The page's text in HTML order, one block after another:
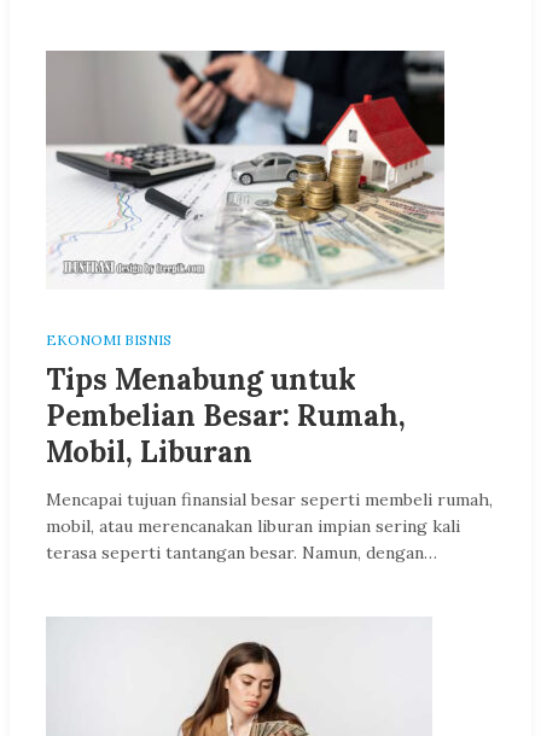
EKONOMI BISNIS
Tips Menabung untuk
Pembelian Besar: Rumah,
Mobil, Liburan
Mencapai tujuan finansial besar seperti membeli rumah,
mobil, atau merencanakan liburan impian sering kali
terasa seperti tantangan besar. Namun, dengan…